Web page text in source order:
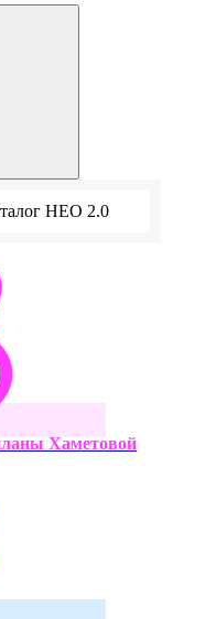
НЕО 2.0
Хаметовой